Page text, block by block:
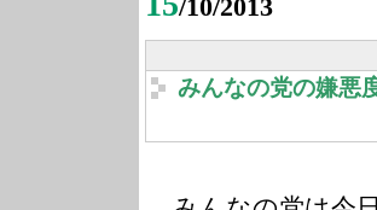
/10/2013
みんなの党の嫌悪